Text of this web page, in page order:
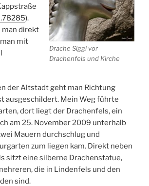
Drache Siggi vor
Drachenfels und Kirche
).
direkt
mit
der Altstadt geht man Richtung
ausgeschildert. Mein Weg führte
dort liegt der Drachenfels, ein
am 25. November 2009 unterhalb
Mauern durchschlug und
zum liegen kam. Direkt neben
sitzt eine silberne Drachenstatue,
die in Lindenfels und den
sind.